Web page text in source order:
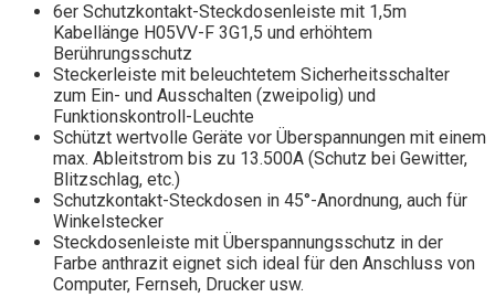
6er Schutzkontakt-Steckdosenleiste mit 1,5m
Kabellänge H05VV-F 3G1,5 und erhöhtem
Berührungsschutz
Steckerleiste mit beleuchtetem Sicherheitsschalter
zum Ein- und Ausschalten (zweipolig) und
Funktionskontroll-Leuchte
Schützt wertvolle Geräte vor Überspannungen mit einem
max. Ableitstrom bis zu 13.500A (Schutz bei Gewitter,
Blitzschlag, etc.)
Schutzkontakt-Steckdosen in 45°-Anordnung, auch für
Winkelstecker
Steckdosenleiste mit Überspannungsschutz in der
Farbe anthrazit eignet sich ideal für den Anschluss von
Computer, Fernseh, Drucker usw.